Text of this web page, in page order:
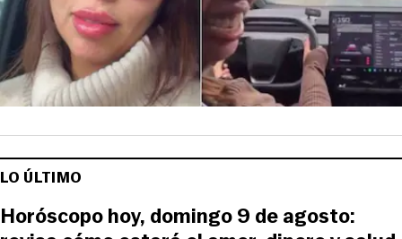
LO ÚLTIMO
Horóscopo hoy, domingo 9 de agosto: